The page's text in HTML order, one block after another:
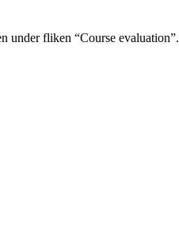
under fliken “Course evaluation”.